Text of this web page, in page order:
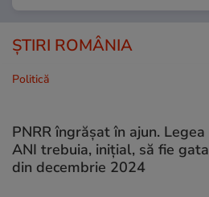
ȘTIRI ROMÂNIA
Politică
PNRR îngrășat în ajun. Legea
ANI trebuia, inițial, să fie gata
din decembrie 2024